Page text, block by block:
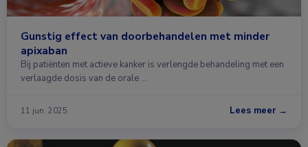
Gunstig effect van doorbehandelen met minder
apixaban
Bij patiënten met actieve kanker is verlengde behandeling met een
verlaagde dosis van de orale …
11 jun. 2025 Lees meer →